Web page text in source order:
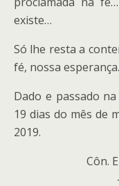
existe…
Só lhe resta a
fé, nossa esperança.
Dado e passado
19 dias do mês de
2019.
Côn.